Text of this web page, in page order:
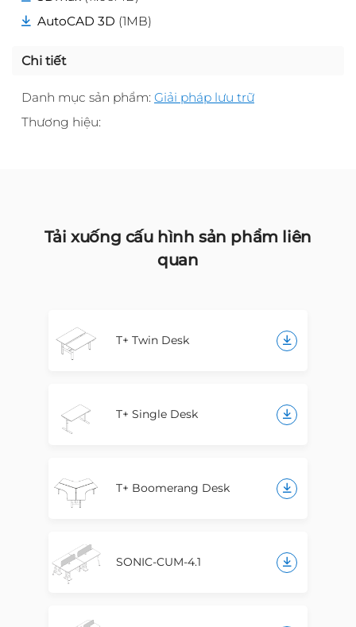
AutoCAD 3D (1MB)
Chi tiết
Danh mục sản phẩm: Giải pháp lưu trữ
Thương hiệu:
Tải xuống cấu hình sản phẩm liên
quan
T+ Twin Desk
T+ Single Desk
T+ Boomerang Desk
SONIC-CUM-4.1